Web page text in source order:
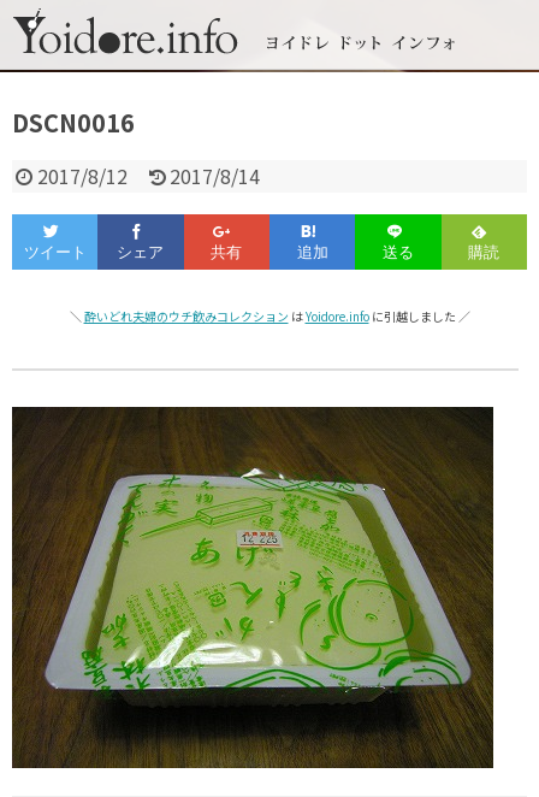
DSCN0016
2017/8/12 2017/8/14
＼ 酔いどれ夫婦のウチ飲みコレクション はYoidore.infoに引越しました ／